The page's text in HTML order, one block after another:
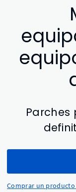
Parches
Comprar un